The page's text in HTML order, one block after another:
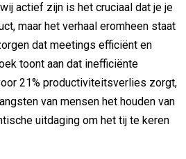
actief zijn is het cruciaal dat je je
maar het verhaal eromheen staat
dat meetings efficiënt en
toont aan dat inefficiënte
21% productiviteitsverlies zorgt,
van mensen het houden van
uitdaging om het tij te keren